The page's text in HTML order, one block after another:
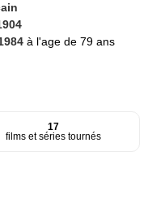
à l'age de 79 ans
17
films et séries tournés